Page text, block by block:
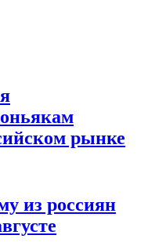
рынке
из россиян